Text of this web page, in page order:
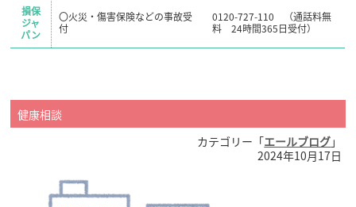
損保
ジャ
パン
〇火災・傷害保険などの事故受
付
0120-727-110 （通話料無
料 24時間365日受付）
健康相談
カテゴリー「エールブログ」
2024年10月17日